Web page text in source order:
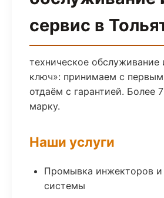
сервис в
техническое обслуживание
ключ»: принимаем с
отдаём с гарантией. Более
марку.
Наши услуги
Промывка инжекторов и
системы